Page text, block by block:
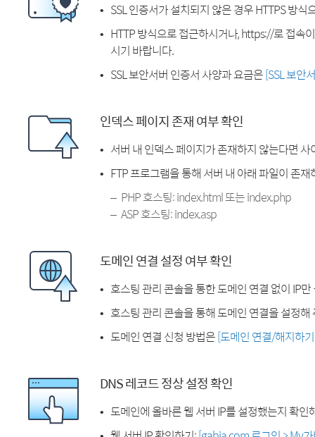
SSL 인증서가 설치되지 않은 경우 HTTPS 방식
HTTP 방식으로 접근하시거나, https://로 접속
시기 바랍니다.
SSL 보안서버 인증서 사양과 요금은[SSL 보안
인덱스 페이지 존재 여부 확인
서버 내 인덱스 페이지가 존재하지 않는다면
FTP 프로그램을 통해 서버 내 아래 파일이 존
PHP 호스팅: index.html 또는 index.php
ASP 호스팅: index.asp
도메인 연결 설정 여부 확인
호스팅 관리 콘솔을 통한 도메인 연결 없이 IP
호스팅 관리 콘솔을 통해 도메인 연결을 설정해
도메인 연결 신청 방법은[도메인 연결/해지하
DNS 레코드 정상 설정 확인
도메인에 올바른 웹 서버 IP를 설정했는지 확인